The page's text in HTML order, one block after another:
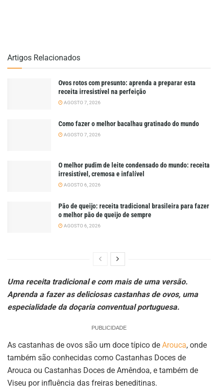
Artigos Relacionados
Ovos rotos com presunto: aprenda a preparar esta
receita irresistível na perfeição
AGOSTO 7, 2026
Como fazer o melhor bacalhau gratinado do mundo
AGOSTO 7, 2026
O melhor pudim de leite condensado do mundo: receita
irresistível, cremosa e infalível
AGOSTO 6, 2026
Pão de queijo: receita tradicional brasileira para fazer
o melhor pão de queijo de sempre
AGOSTO 6, 2026
Uma receita tradicional e com mais de uma versão.
Aprenda a fazer as deliciosas castanhas de ovos, uma
especialidade da doçaria conventual portuguesa.
PUBLICIDADE
As castanhas de ovos são um doce típico de Arouca, onde
também são conhecidas como Castanhas Doces de
Arouca ou Castanhas Doces de Amêndoa, e também de
Viseu por influência das freiras beneditinas.